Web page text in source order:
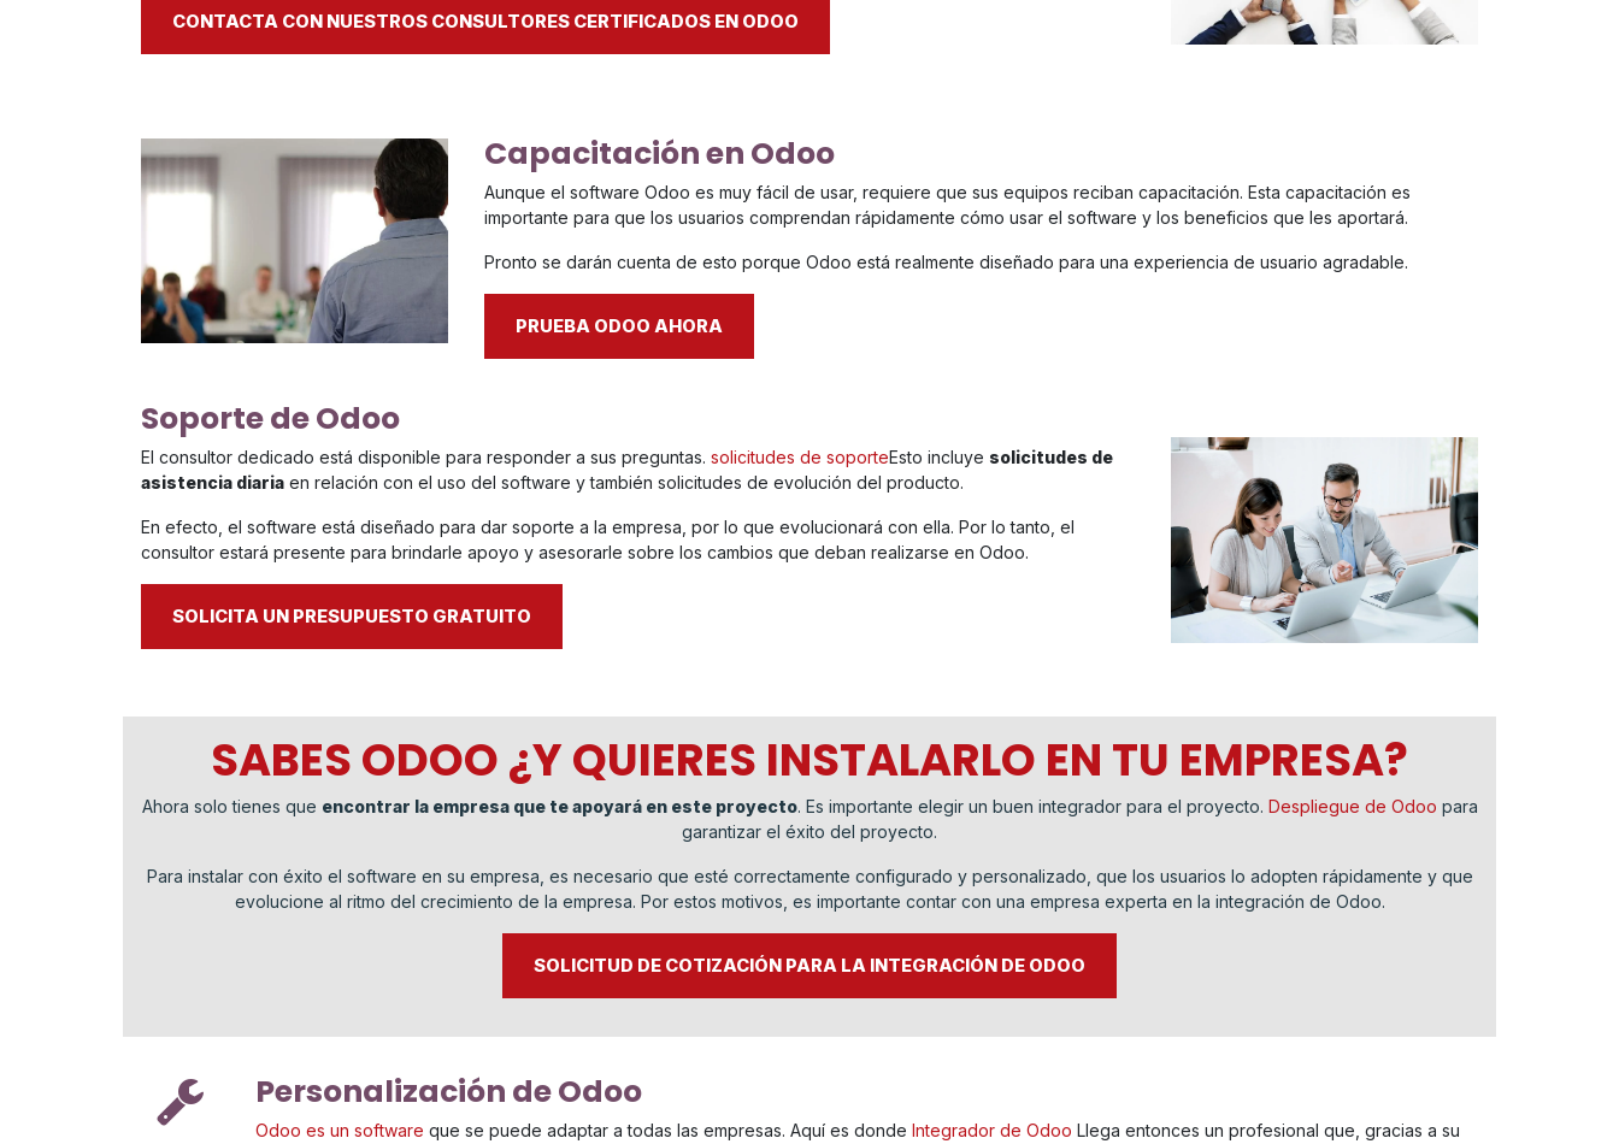
CONTACTA CON NUESTROS CONSULTORES CERTIFICADOS EN ODOO
Capacitación en Odoo
Aunque el software Odoo es muy fácil de usar, requiere que sus equipos reciban capacitación. Esta capacitación es
importante para que los usuarios comprendan rápidamente cómo usar el software y los beneficios que les aportará.
Pronto se darán cuenta de esto porque Odoo está realmente diseñado para una experiencia de usuario agradable.
PRUEBA ODOO AHORA
Soporte de Odoo
El consultor dedicado está disponible para responder a sus preguntas. solicitudes de soporteEsto incluye solicitudes de
asistencia diaria en relación con el uso del software y también solicitudes de evolución del producto.
En efecto, el software está diseñado para dar soporte a la empresa, por lo que evolucionará con ella. Por lo tanto, el
consultor estará presente para brindarle apoyo y asesorarle sobre los cambios que deban realizarse en Odoo.
SOLICITA UN PRESUPUESTO GRATUITO
SABESODOO¿Y QUIERES INSTALARLO EN TU EMPRESA?
Ahora solo tienes que encontrar la empresa que te apoyará en este proyecto. Es importante elegir un buen integrador para el proyecto. Despliegue de Odoo para
garantizar el éxito del proyecto.
Para instalar con éxito el software en su empresa, es necesario que esté correctamente configurado y personalizado, que los usuarios lo adopten rápidamente y que
evolucione al ritmo del crecimiento de la empresa. Por estos motivos, es importante contar con una empresa experta en la integración de Odoo.
SOLICITUD DE COTIZACIÓN PARA LA INTEGRACIÓN DE ODOO
Personalización de Odoo
Odoo es un software que se puede adaptar a todas las empresas. Aquí es donde Integrador de Odoo Llega entonces un profesional que, gracias a su